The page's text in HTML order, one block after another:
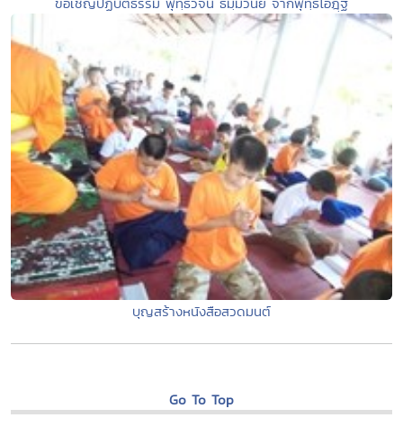
บุญสร้างหนังสือสวดมนต์
Go To Top